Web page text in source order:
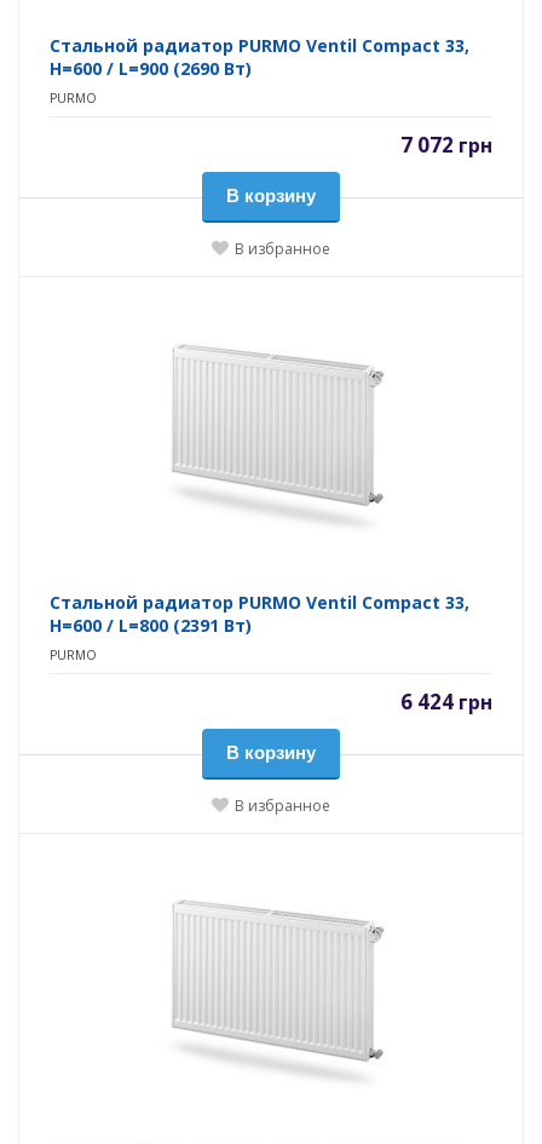
Стальной радиатор PURMO Ventil Compact 33,
H=600 / L=900 (2690 Вт)
PURMO
7 072 грн
В корзину
В избранное
Стальной радиатор PURMO Ventil Compact 33,
H=600 / L=800 (2391 Вт)
PURMO
6 424 грн
В корзину
В избранное